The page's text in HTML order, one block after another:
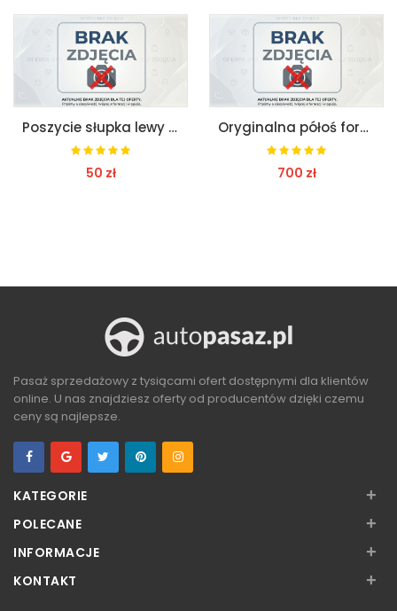
Poszycie słupka lewy tył ford mondeo mk5 kombi Oryginalna półoś ford mondeo mk4 2.3b 160km
Pasaż sprzedażowy z tysiącami ofert dostępnymi dla klientów
online. U nas znajdziesz oferty od producentów dzięki czemu
ceny są najlepsze.
KATEGORIE +
POLECANE +
INFORMACJE +
KONTAKT +